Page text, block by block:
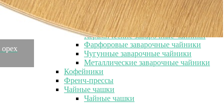
Заварочные чайники с ситечком
Заварочные чайники с крышкой
Стеклянные заварочные чайники
Керамические заварочные чайники
Фарфоровые заварочные чайники
Чугунные заварочные чайники
Металлические заварочные чайники
Кофейники
Френч-прессы
Чайные чашки
Чайные чашки